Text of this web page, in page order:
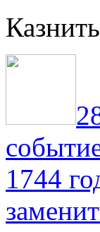
1744